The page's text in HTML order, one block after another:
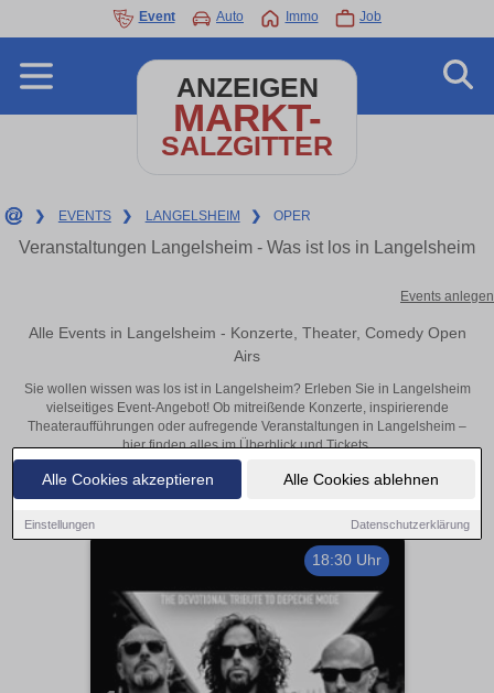
Alle Cookies akzeptieren Alle Cookies ablehnen
Einstellungen Datenschutzerklärung
Event Auto Immo Job
ANZEIGEN
MARKT-
SALZGITTER
❯ EVENTS ❯ LANGELSHEIM ❯ OPER
Veranstaltungen Langelsheim - Was ist los in Langelsheim
Events anlegen
Alle Events in Langelsheim - Konzerte, Theater, Comedy Open
Airs
Sie wollen wissen was los ist in Langelsheim? Erleben Sie in Langelsheim
vielseitiges Event-Angebot! Ob mitreißende Konzerte, inspirierende
Theateraufführungen oder aufregende Veranstaltungen in Langelsheim –
hier finden alles im Überblick und Tickets.
18:30 Uhr